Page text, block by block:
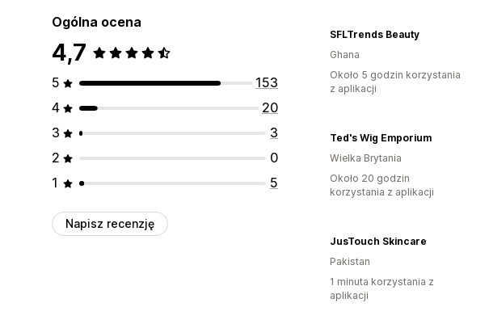
Ogólna ocena
4,7
5
153
4
20
3
3
2
0
1
5
Napisz recenzję
SFLTrends Beauty
Ghana
Około 5 godzin korzystania
z aplikacji
Ted's Wig Emporium
Wielka Brytania
Około 20 godzin
korzystania z aplikacji
JusTouch Skincare
Pakistan
1 minuta korzystania z
aplikacji